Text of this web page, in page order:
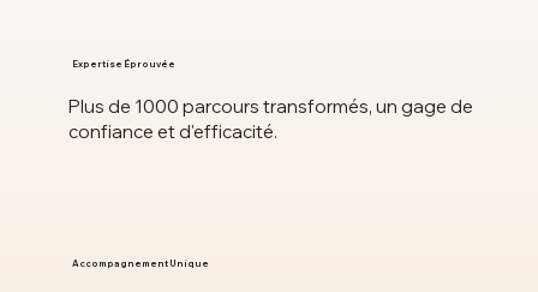
Plus de 1000 parcours transformés, un gage de
confiance et d'efficacité.
Expertise Éprouvée
Accompagnement Unique